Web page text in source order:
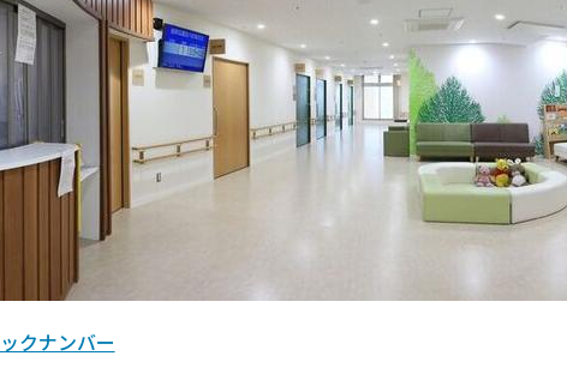
クナンバー